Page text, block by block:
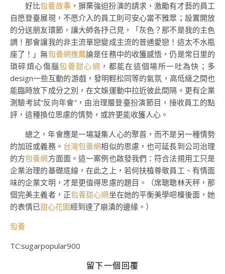
好比包養故事，摒棄強迫扮演的請求，激勵有才藝的員工
自愿登臺展現，不愿介入的員工則可安心當不雅眾；設置開放
的分送朋友環節，讓大師各抒己見，「灰色？那不是我的主色
調！那會讓我的非主流單戀變成主流的普通愛戀！這太不水瓶
座了！」無包養網推薦論是任務中的收獲感悟，仍是常日里的
瑣碎煩心傷腦包養甜心網 ，都能在這個場所一吐為快；多
design一些互動的游戲，發明輕松同等的氣氛，高低級之間也
能臨時放下成分之別，在文娛運動中拉近彼此間隔。更有企業
測驗考試“反向年會”，由治理層登臺扮演節目，接收員工的點
評，這種換位思慮的情勢，或許更能收獲人心。
總之，年會應是一場凝集人心的聚首，而不是另一種情勢
的加班或義務。 台灣包養網相似的思慮，也可延長到公司治理
的方包養網方面面。這一案例也啟發我們：符合法規用工只是
企業治理的基礎底線，在此之上，若何扶植尊敬員工、有情面
味的企業文明，才是更值得思慮的題目。（席聰聰林天秤，那
個完美主義者，正包養甜心網坐在她的平衡美學吧檯後面，她
的表情已甜心花園經到達了崩潰的邊緣。）
包養
TC:sugarpopular900
留下一個回覆